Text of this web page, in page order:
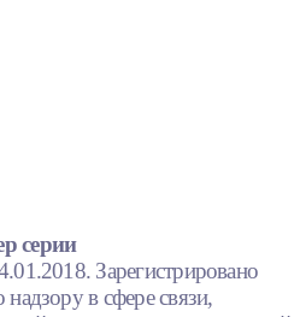
серии
Зарегистрировано
в сфере связи,